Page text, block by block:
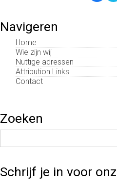
Navigeren
Home
Wie zijn wij
Nuttige adressen
Attribution Links
Contact
Zoeken
Zoek
Schrijf je in voor